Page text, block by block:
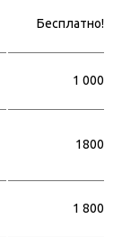
Бесплатно!
1 000
1800
1 800